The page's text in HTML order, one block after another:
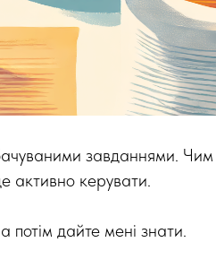
завданнями. Чим
активно керувати.
потім дайте мені знати.